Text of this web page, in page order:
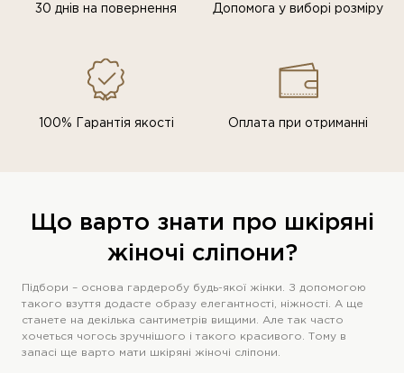
30 днів на повернення Допомога у виборі розміру
100% Гарантія якості Оплата при отриманні
Що варто знати про шкіряні
жіночі сліпони?
Підбори – основа гардеробу будь-якої жінки. З допомогою
такого взуття додасте образу елегантності, ніжності. А ще
станете на декілька сантиметрів вищими. Але так часто
хочеться чогось зручнішого і такого красивого. Тому в
запасі ще варто мати шкіряні жіночі сліпони.